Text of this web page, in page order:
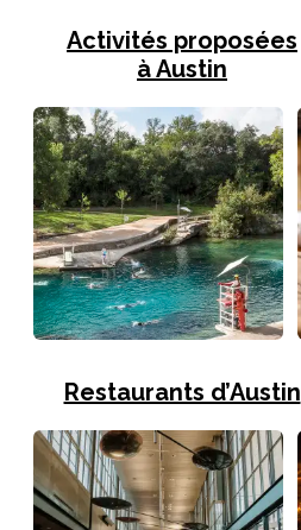
Activités proposées
à Austin
Restaurants d’Austin